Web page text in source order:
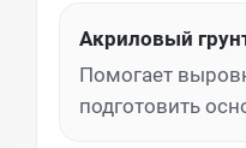
Акриловый
Помогает
подготовить